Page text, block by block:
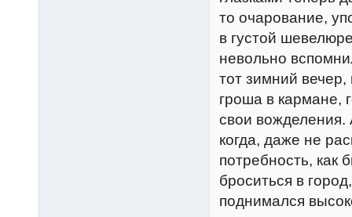
то очарование,
в густой
невольно
тот зимний вечер,
гроша в кармане,
свои вожделения.
когда, даже не
потребность, как
броситься в
поднимался